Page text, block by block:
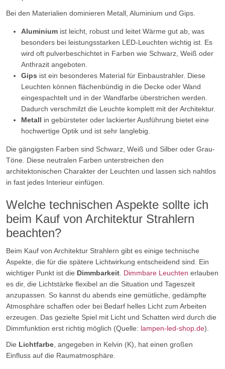
Bei den Materialien dominieren Metall, Aluminium und Gips.
Aluminium ist leicht, robust und leitet Wärme gut ab, was
besonders bei leistungsstarken LED-Leuchten wichtig ist. Es
wird oft pulverbeschichtet in Farben wie Schwarz, Weiß oder
Anthrazit angeboten.
Gips ist ein besonderes Material für Einbaustrahler. Diese
Leuchten können flächenbündig in die Decke oder Wand
eingespachtelt und in der Wandfarbe überstrichen werden.
Dadurch verschmilzt die Leuchte komplett mit der Architektur.
Metall in gebürsteter oder lackierter Ausführung bietet eine
hochwertige Optik und ist sehr langlebig.
Die gängigsten Farben sind Schwarz, Weiß und Silber oder Grau-
Töne. Diese neutralen Farben unterstreichen den
architektonischen Charakter der Leuchten und lassen sich nahtlos
in fast jedes Interieur einfügen.
Welche technischen Aspekte sollte ich
beim Kauf von Architektur Strahlern
beachten?
Beim Kauf von Architektur Strahlern gibt es einige technische
Aspekte, die für die spätere Lichtwirkung entscheidend sind. Ein
wichtiger Punkt ist die Dimmbarkeit Dimmbare Leuchten erlauben
es dir, die Lichtstärke flexibel an die Situation und Tageszeit
anzupassen. So kannst du abends eine gemütliche, gedämpfte
Atmosphäre schaffen oder bei Bedarf helles Licht zum Arbeiten
erzeugen. Das gezielte Spiel mit Licht und Schatten wird durch die
Dimmfunktion erst richtig möglich (Quelle: lampen-led-shop.de).
Die Lichtfarbe , angegeben in Kelvin (K), hat einen großen
Einfluss auf die Raumatmosphäre.